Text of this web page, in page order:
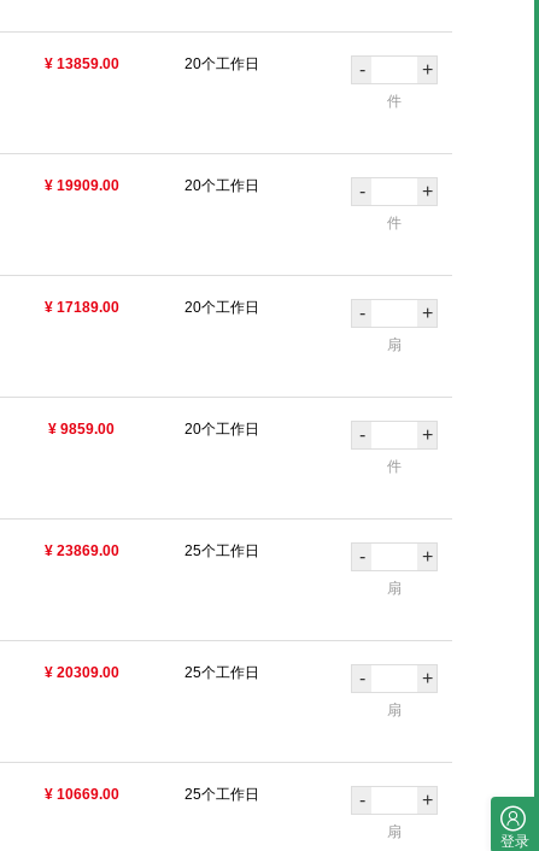
¥ 13859.00 20个工作日 - +
件
¥ 19909.00 20个工作日 - +
件
¥ 17189.00 20个工作日 - +
扇
¥ 9859.00 20个工作日 - +
件
¥ 23869.00 25个工作日 - +
扇
¥ 20309.00 25个工作日 - +
扇
¥ 10669.00 25个工作日 - +
扇
登录